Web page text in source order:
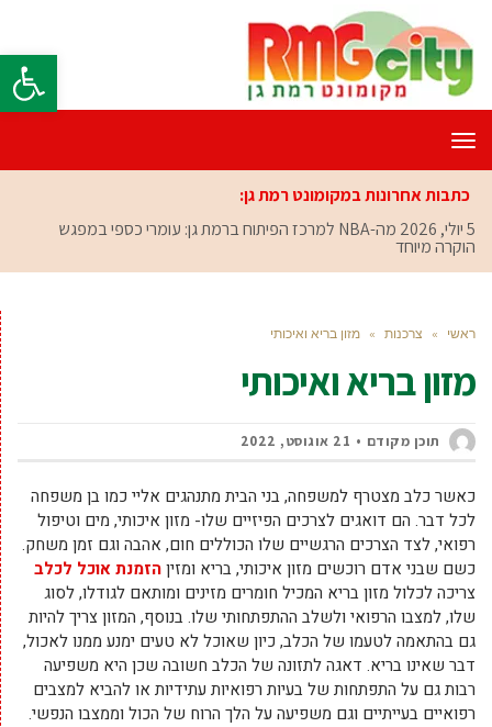
פתח
תפריט
כתבות אחרונות במקומונט רמת גן:
5 יולי, 2026
מה-NBA למרכז הפיתוח ברמת גן: עומרי כספי במפגש
הוקרה מיוחד
ראשי » צרכנות » מזון בריא ואיכותי
מזון בריא ואיכותי
תוכן מקודם 21 אוגוסט, 2022
כאשר כלב מצטרף למשפחה, בני הבית מתנהגים אליי כמו בן משפחה
לכל דבר. הם דואגים לצרכים הפיזיים שלו- מזון איכותי, מים וטיפול
רפואי, לצד הצרכים הרגשיים שלו הכוללים חום, אהבה וגם זמן משחק.
כשם שבני אדם רוכשים מזון איכותי, בריא ומזיןהזמנת אוכל לכלב
צריכה לכלול מזון בריא המכיל חומרים מזינים ומותאם לגודלו, לסוג
שלו, למצבו הרפואי ולשלב ההתפתחותי שלו. בנוסף, המזון צריך להיות
גם בהתאמה לטעמו של הכלב, כיון שאוכל לא טעים ימנע ממנו לאכול,
דבר שאינו בריא. דאגה לתזונה של הכלב חשובה שכן היא משפיעה
רבות גם על התפתחות של בעיות רפואיות עתידיות או להביא למצבים
רפואיים בעייתיים וגם משפיעה על הלך הרוח של הכול וממצבו הנפשי.